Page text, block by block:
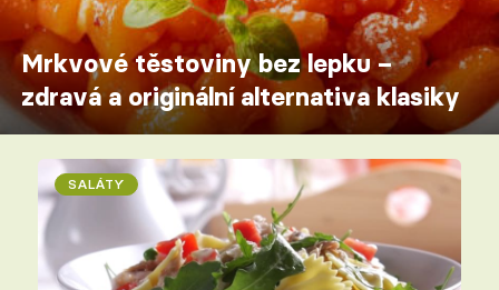
Mrkvové těstoviny bez lepku –
zdravá a originální alternativa klasiky
SALÁTY